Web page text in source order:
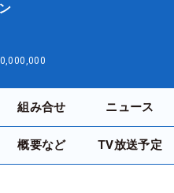
組み合せ ニュース
概要など TV放送予定